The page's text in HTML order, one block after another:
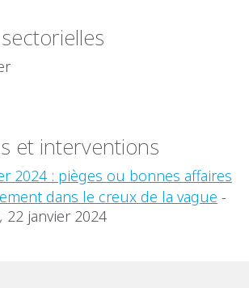
et interventions
2024 : pièges ou bonnes affaires
dans le creux de la vague -
22 janvier 2024